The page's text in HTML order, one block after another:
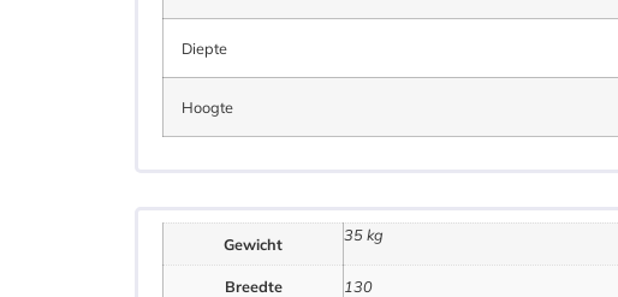
Diepte
Hoogte
Gewicht 35 kg
Breedte 130